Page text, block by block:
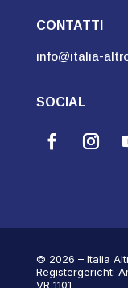
CONTATTI
info@italia-
SOCIAL
© 2026 – Italia
Registergericht:
VR 1101